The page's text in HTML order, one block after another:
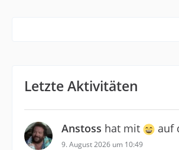
Letzte Aktivitäten
Anstoss hat mit auf
9. August 2026 um 10:49